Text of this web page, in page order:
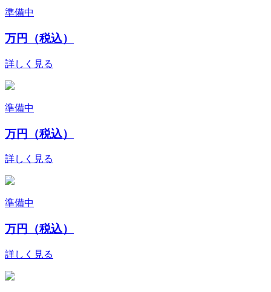
準備中
万円（税込）
詳しく見る
準備中
万円（税込）
詳しく見る
準備中
万円（税込）
詳しく見る